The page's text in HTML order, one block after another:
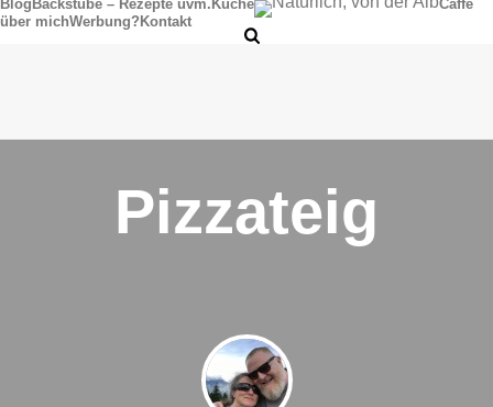
Blog Backstube – Rezepte uvm. Küche
Caffè
über michWerbung? Kontakt
Pizzateig